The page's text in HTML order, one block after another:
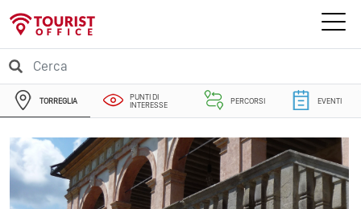
TORREGLIA
PUNTI DI
INTERESSE
PERCORSI EVENTI